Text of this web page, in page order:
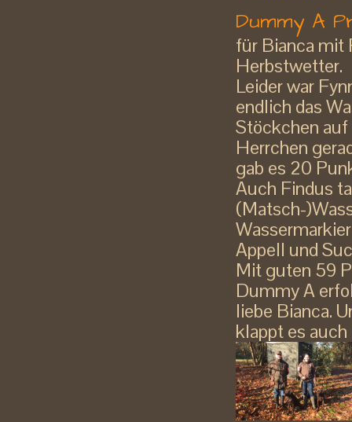
Dummy A
für Bianca mit
Herbstwetter.
Leider war
endlich das
Stöckchen
Herrchen
gab es 20
Auch Findus
(Matsch-
Appell und
Mit guten 59
Dummy A
liebe Bianca.
klappt es